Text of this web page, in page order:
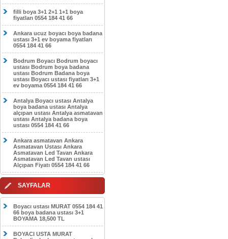
filli boya 3+1 2+1 1+1 boya
fiyatları 0554 184 41 66
Ankara ucuz boyacı boya badana
ustası 3+1 ev boyama fiyatları
0554 184 41 66
Bodrum Boyacı Bodrum boyacı
ustası Bodrum boya badana
ustası Bodrum Badana boya
ustası Boyacı ustası fiyatları 3+1
ev boyama 0554 184 41 66
Antalya Boyacı ustası Antalya
boya badana ustası Antalya
alçıpan ustası Antalya asmatavan
ustası Antalya badana boya
ustası 0554 184 41 66
Ankara asmatavan Ankara
Asmatavan Ustası Ankara
Asmatavan Led Tavan Ankara
Asmatavan Led Tavan ustası
Alçıpan Fiyatı 0554 184 41 66
SAYFALAR
Boyacı ustası MURAT 0554 184 41
66 boya badana ustası 3+1
BOYAMA 18,500 TL
BOYACI USTA MURAT